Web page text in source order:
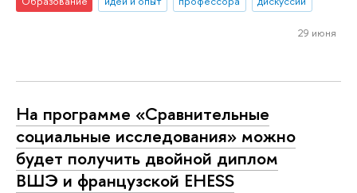
29 июня
На программе «Сравнительные
социальные исследования» можно
будет получить двойной диплом
ВШЭ и французской EHESS